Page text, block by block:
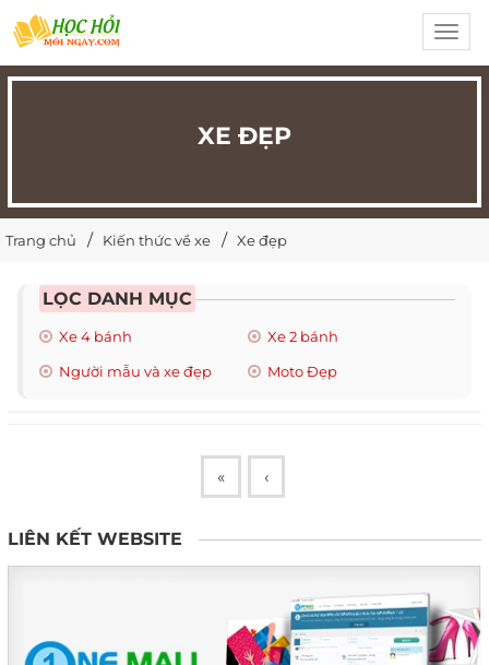
XE ĐẸP
Trang chủ Kiến thức về xe Xe đẹp
LỌC DANH MỤC
Xe 4 bánh
Xe 2 bánh
Người mẫu và xe đẹp
Moto Đẹp
« ‹
LIÊN KẾT WEBSITE